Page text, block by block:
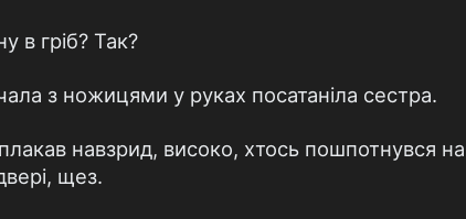
в гріб? Так?
з ножицями у руках посатаніла сестра.
навзрид, високо, хтось пошпотнувся
щез.